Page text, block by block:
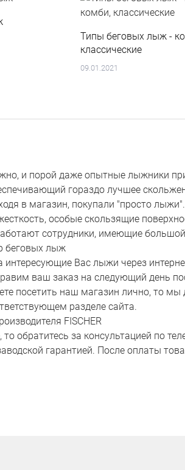
Типы беговых лыж -
классические
09.01.2021
и порой даже опытные лыжники
гораздо лучшее
в магазин, покупали "просто
особые скользящие
сотрудники, имеющие большой
беговых лыж
Вас лыжи через
ваш заказ на следующий день
посетить наш магазин лично, то
разделе сайта.
FISCHER
обратитесь за консультацией по
гарантией. После оплаты